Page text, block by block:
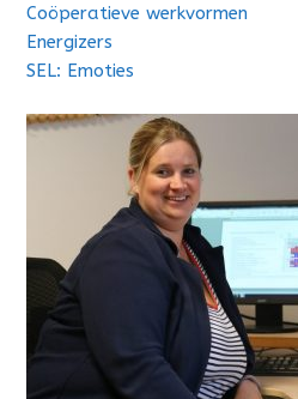
Coöperatieve werkvormen
Energizers
SEL: Emoties